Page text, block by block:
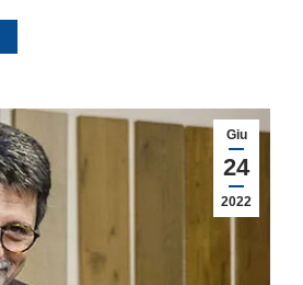
Giu
24
2022